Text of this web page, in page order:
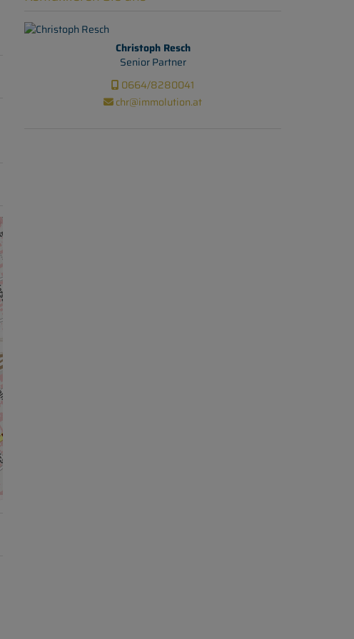
Christoph Resch
Senior Partner
0664/8280041
chr@immolution.at